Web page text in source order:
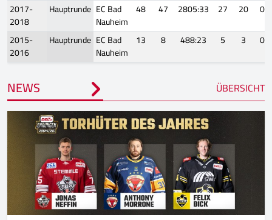
2017-
2018
Hauptrunde EC Bad
Nauheim
48 47 2805:33 27 20
0
2015-
2016
Hauptrunde EC Bad
Nauheim
13 8 488:23 5 3 0
NEWS ÜBERSICHT